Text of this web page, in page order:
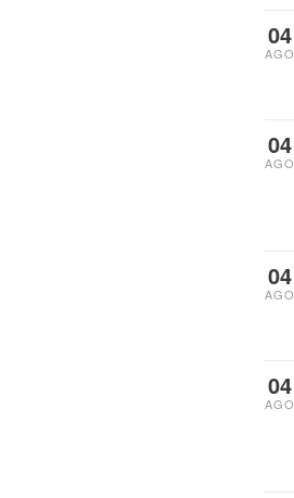
04
AGO
04
AGO
04
AGO
04
AGO